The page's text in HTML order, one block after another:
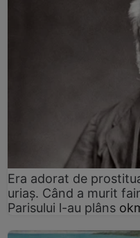
Era adorat de
uriaș. Când a murit
Parisului l-au plâns